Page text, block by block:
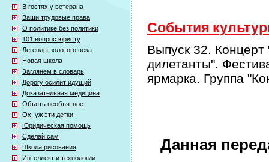
В гостях у ветерана
Ваши трудовые права
О политике без политики
101 вопрос юристу
Легенды золотого века
Новая школа
Заглянем в словарь
Дорогу осилит идущий
Доказательная медицина
Объять необъятное
Ох, уж эти детки!
Юридическая помощь
Сделай сам
Школа рисования
Интеллект и технологии
События
Выпуск 32.
дилетанты".
ярмарка. Группа
Данная